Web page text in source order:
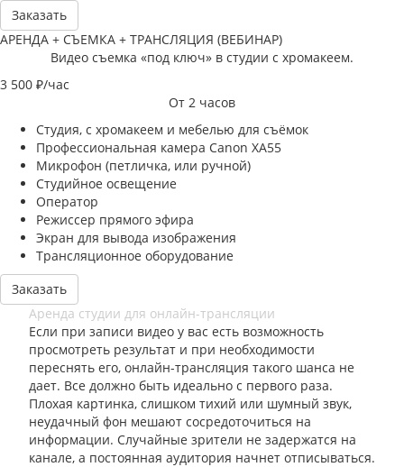
Заказать
АРЕНДА + СЪЕМКА + ТРАНСЛЯЦИЯ (ВЕБИНАР)
Видео съемка «под ключ» в студии с хромакеем.
3 500 ₽/час
От 2 часов
Студия, с хромакеем и мебелью для съёмок
Профессиональная камера Canon XA55
Микрофон (петличка, или ручной)
Студийное освещение
Оператор
Режиссер прямого эфира
Экран для вывода изображения
Трансляционное оборудование
Заказать
Аренда студии для онлайн-трансляции
Если при записи видео у вас есть возможность
просмотреть результат и при необходимости
переснять его, онлайн-трансляция такого шанса не
дает. Все должно быть идеально с первого раза.
Плохая картинка, слишком тихий или шумный звук,
неудачный фон мешают сосредоточиться на
информации. Случайные зрители не задержатся на
канале, а постоянная аудитория начнет отписываться.